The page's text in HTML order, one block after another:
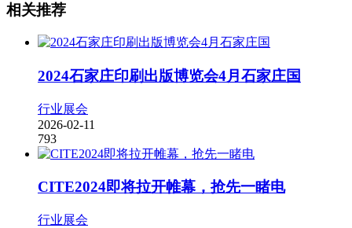
相关推荐
2024石家庄印刷出版博览会4月石家庄国
行业展会
2026-02-11
793
CITE2024即将拉开帷幕，抢先一睹电
行业展会